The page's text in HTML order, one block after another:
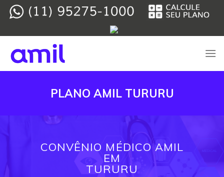
Skip
PLANO AMIL TURURU
CONVÊNIO MÉDICO AMIL
EM
TURURU